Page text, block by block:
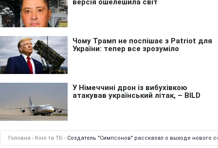
Головна › Кіно та ТБ › Создатель "Симпсонов" рассказал о выходе нового